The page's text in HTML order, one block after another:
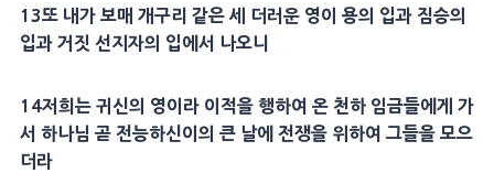
13또 내가 보매 개구리 같은 세 더러운 영이 용의 입과 짐승의
입과 거짓 선지자의 입에서 나오니
14저희는 귀신의 영이라 이적을 행하여 온 천하 임금들에게 가
서 하나님 곧 전능하신이의 큰 날에 전쟁을 위하여 그들을 모으
더라